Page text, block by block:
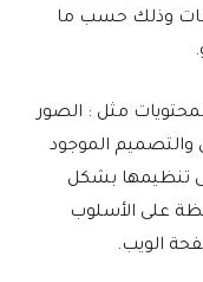
وذلك حسب ما
مثل : الصور
والتصميم الموجود
تنظيمها بشكل
على الأسلوب
الويب.